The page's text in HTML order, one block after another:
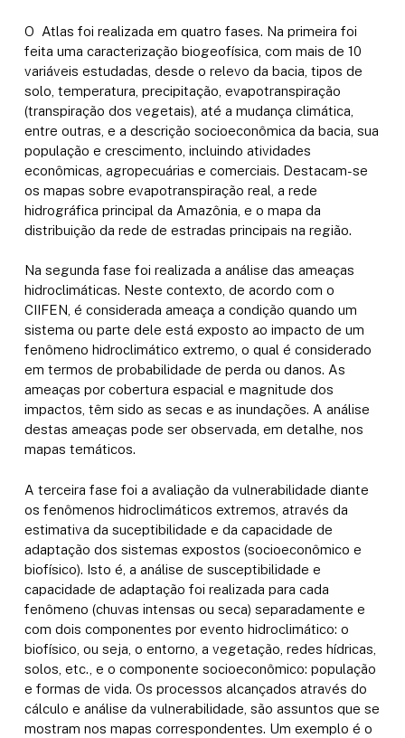
O Atlas foi realizada em quatro fases. Na primeira foi
feita uma caracterização biogeofísica, com mais de 10
variáveis estudadas, desde o relevo da bacia, tipos de
solo, temperatura, precipitação, evapotranspiração
(transpiração dos vegetais), até a mudança climática,
entre outras, e a descrição socioeconômica da bacia, sua
população e crescimento, incluindo atividades
econômicas, agropecuárias e comerciais. Destacam-se
os mapas sobre evapotranspiração real, a rede
hidrográfica principal da Amazônia, e o mapa da
distribuição da rede de estradas principais na região.
Na segunda fase foi realizada a análise das ameaças
hidroclimáticas. Neste contexto, de acordo com o
CIIFEN, é considerada ameaça a condição quando um
sistema ou parte dele está exposto ao impacto de um
fenômeno hidroclimático extremo, o qual é considerado
em termos de probabilidade de perda ou danos. As
ameaças por cobertura espacial e magnitude dos
impactos, têm sido as secas e as inundações. A análise
destas ameaças pode ser observada, em detalhe, nos
mapas temáticos.
A terceira fase foi a avaliação da vulnerabilidade diante
os fenômenos hidroclimáticos extremos, através da
estimativa da suceptibilidade e da capacidade de
adaptação dos sistemas expostos (socioeconômico e
biofísico). Isto é, a análise de susceptibilidade e
capacidade de adaptação foi realizada para cada
fenômeno (chuvas intensas ou seca) separadamente e
com dois componentes por evento hidroclimático: o
biofísico, ou seja, o entorno, a vegetação, redes hídricas,
solos, etc., e o componente socioeconômico: população
e formas de vida. Os processos alcançados através do
cálculo e análise da vulnerabilidade, são assuntos que se
mostram nos mapas correspondentes. Um exemplo é o